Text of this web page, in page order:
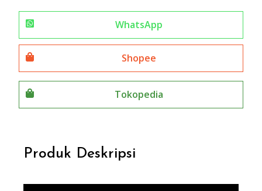
WhatsApp
Shopee
Tokopedia
Produk Deskripsi